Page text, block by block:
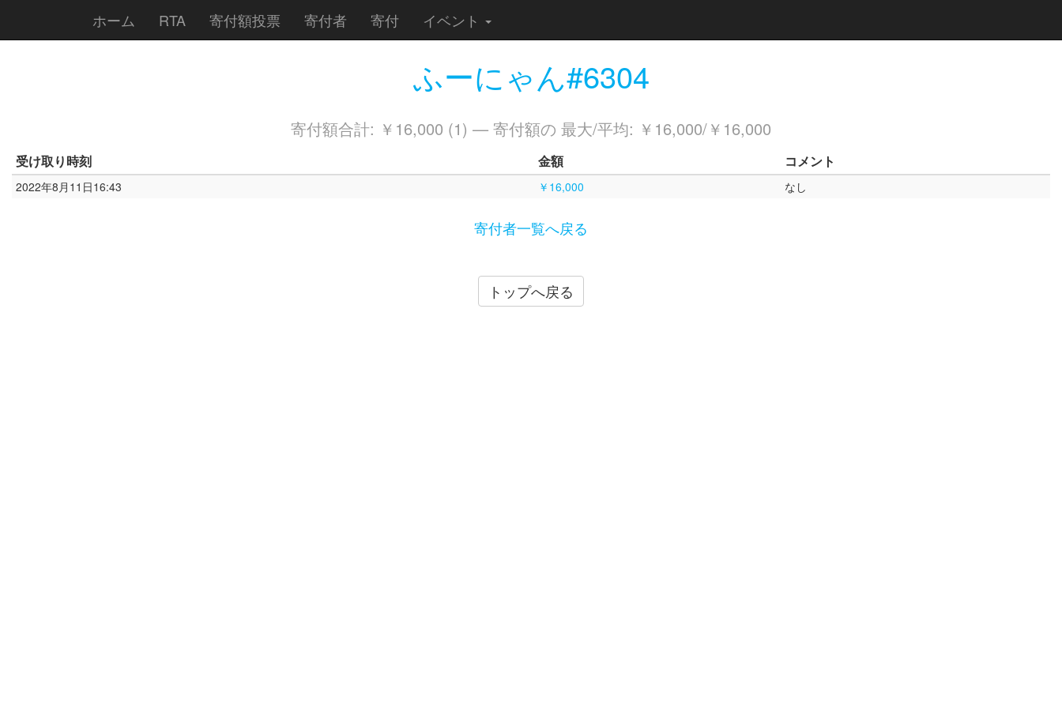
ホーム RTA 寄付額投票 寄付者 寄付 イベント
ふーにゃん#6304
寄付額合計: ￥16,000 (1) — 寄付額の 最大/平均: ￥16,000/￥16,000
受け取り時刻 金額 コメント
2022年8月11日16:43 ￥16,000 なし
寄付者一覧へ戻る
トップへ戻る